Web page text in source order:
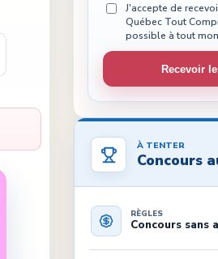
J'accepte de
Québec Tout
possible à tout
Recevoir
À TENTER
Concours
RÈGLES
Concours sans